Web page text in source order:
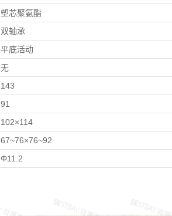
塑芯聚氨酯
双轴承
平底活动
无
143
91
102×114
67~76×76~92
Φ11.2